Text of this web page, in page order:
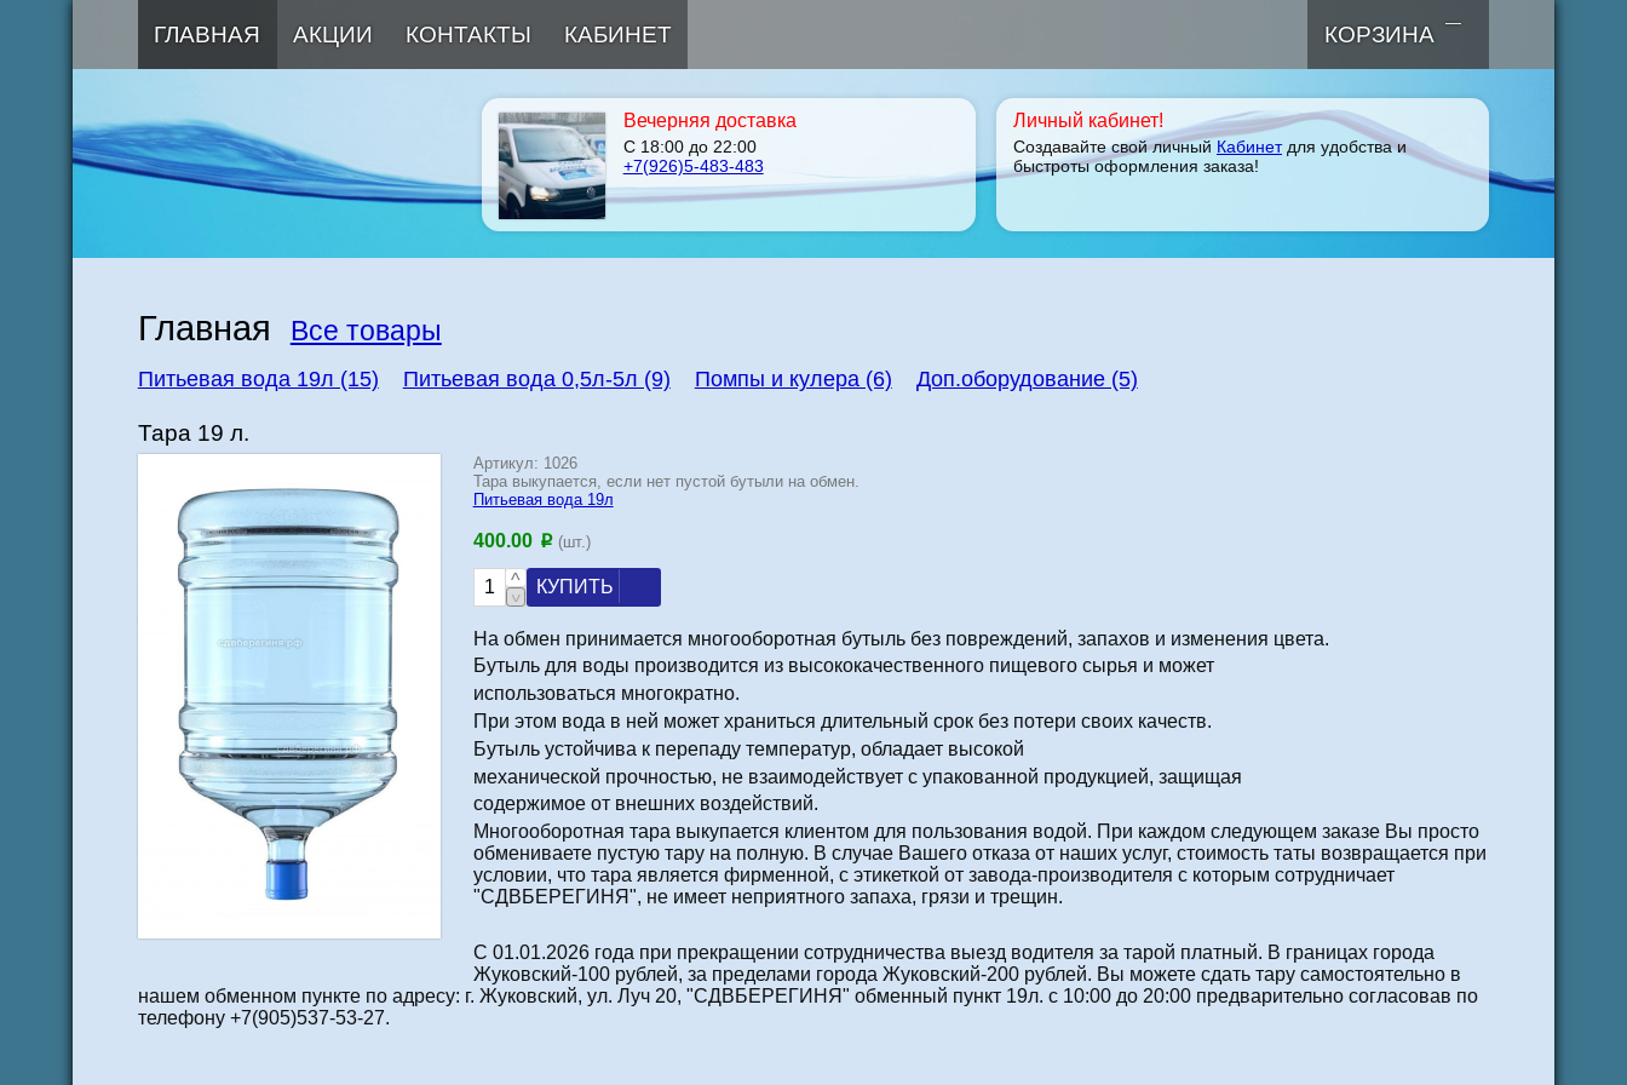
ГЛАВНАЯ АКЦИИ КОНТАКТЫ КАБИНЕТ КОРЗИНА —
Вечерняя доставка
С 18:00 до 22:00
+7(926)5-483-483
Личный кабинет!
Создавайте свой личный Кабинетдля удобства и
быстроты оформления заказа!
Главная Все товары
Питьевая вода 19л (15) Питьевая вода 0,5л-5л (9) Помпы и кулера (6) Доп.оборудование (5)
Тара 19 л.
Артикул: 1026
Тара выкупается, если нет пустой бутыли на обмен.
Питьевая вода 19л
400.00 p (шт.)
КУПИТЬ
На обмен принимается многооборотная бутыль без повреждений, запахов и изменения цвета.
Бутыль для воды производится из высококачественного пищевого сырья и может
использоваться многократно.
При этом вода в ней может храниться длительный срок без потери своих качеств.
Бутыль устойчива к перепаду температур, обладает высокой
механической прочностью, не взаимодействует с упакованной продукцией, защищая
содержимое от внешних воздействий.
Многооборотная тара выкупается клиентом для пользования водой. При каждом следующем заказе Вы просто
обмениваете пустую тару на полную. В случае Вашего отказа от наших услуг, стоимость таты возвращается при
условии, что тара является фирменной, с этикеткой от завода-производителя с которым сотрудничает
"СДВБЕРЕГИНЯ", не имеет неприятного запаха, грязи и трещин.
С 01.01.2026 года при прекращении сотрудничества выезд водителя за тарой платный. В границах города
Жуковский-100 рублей, за пределами города Жуковский-200 рублей. Вы можете сдать тару самостоятельно в
нашем обменном пункте по адресу: г. Жуковский, ул. Луч 20, "СДВБЕРЕГИНЯ" обменный пункт 19л. с 10:00 до 20:00 предварительно согласовав по
телефону +7(905)537-53-27.